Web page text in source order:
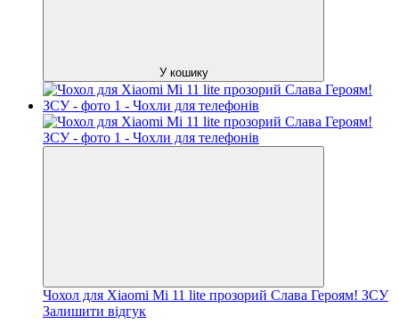
У кошику
Чохол для Xiaomi Mi 11 lite прозорий Слава Героям! ЗСУ
Залишити відгук